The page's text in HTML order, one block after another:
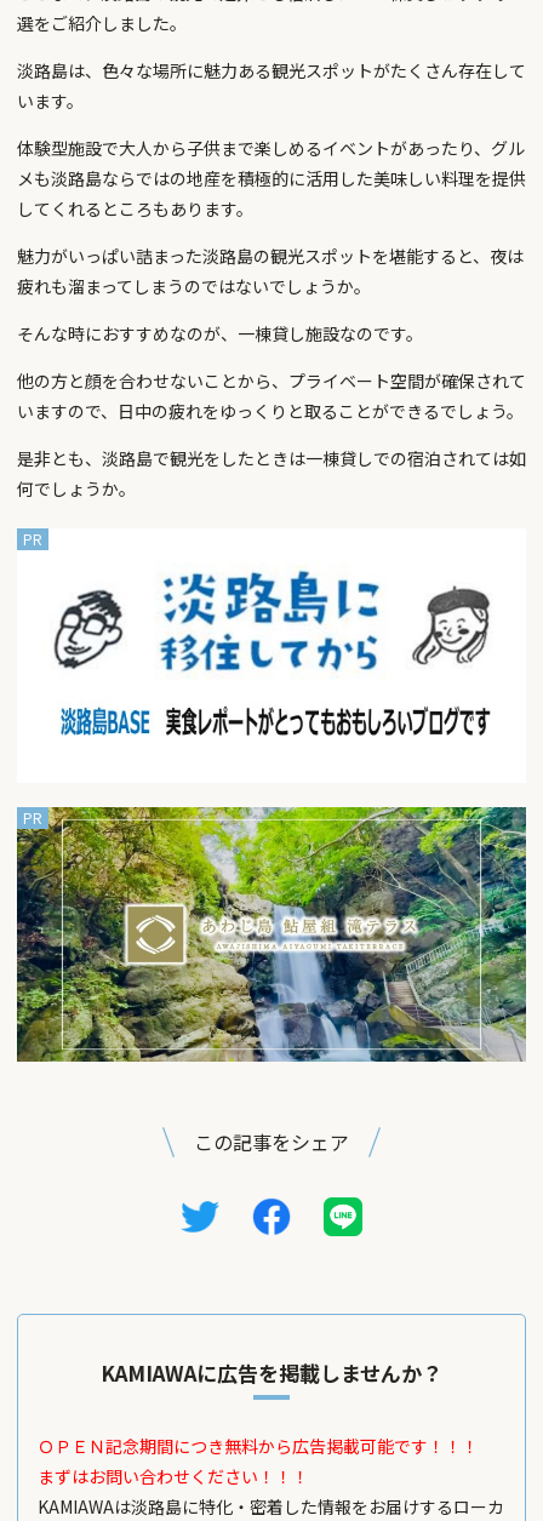
選をご紹介しました。
淡路島は、色々な場所に魅力ある観光スポットがたくさん存在して
います。
体験型施設で大人から子供まで楽しめるイベントがあったり、グル
メも淡路島ならではの地産を積極的に活用した美味しい料理を提供
してくれるところもあります。
魅力がいっぱい詰まった淡路島の観光スポットを堪能すると、夜は
疲れも溜まってしまうのではないでしょうか。
そんな時におすすめなのが、一棟貸し施設なのです。
他の方と顔を合わせないことから、プライベート空間が確保されて
いますので、日中の疲れをゆっくりと取ることができるでしょう。
是非とも、淡路島で観光をしたときは一棟貸しでの宿泊されては如
何でしょうか。
この記事をシェア
KAMIAWAに広告を掲載しませんか？
ＯＰＥＮ記念期間につき無料から広告掲載可能です！！！
まずはお問い合わせください！！！
KAMIAWAは淡路島に特化・密着した情報をお届けするローカ